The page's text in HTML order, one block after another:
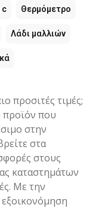
c Θερμόμετρο
Λάδι μαλλιών
προσιτές τιμές;
που
στην
στα
στους
καταστημάτων
Με την
εξοικονόμηση